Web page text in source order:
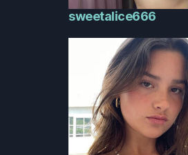
sweetalice666